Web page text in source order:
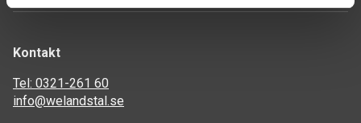
Kontakt
Tel: 0321-261 60
info@welandstal.se